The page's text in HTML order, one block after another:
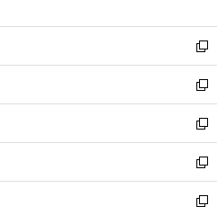
開
く
ウ
で
開
く
ン
ド
ウ
で
開
く
ウ
ィ
ン
ド
ウ
で
開
く
新
し
い
ウ
ィ
ン
ド
ウ
で
新
し
い
ウ
ィ
ン
ド
新
し
い
ウ
ィ
新
し
い
新